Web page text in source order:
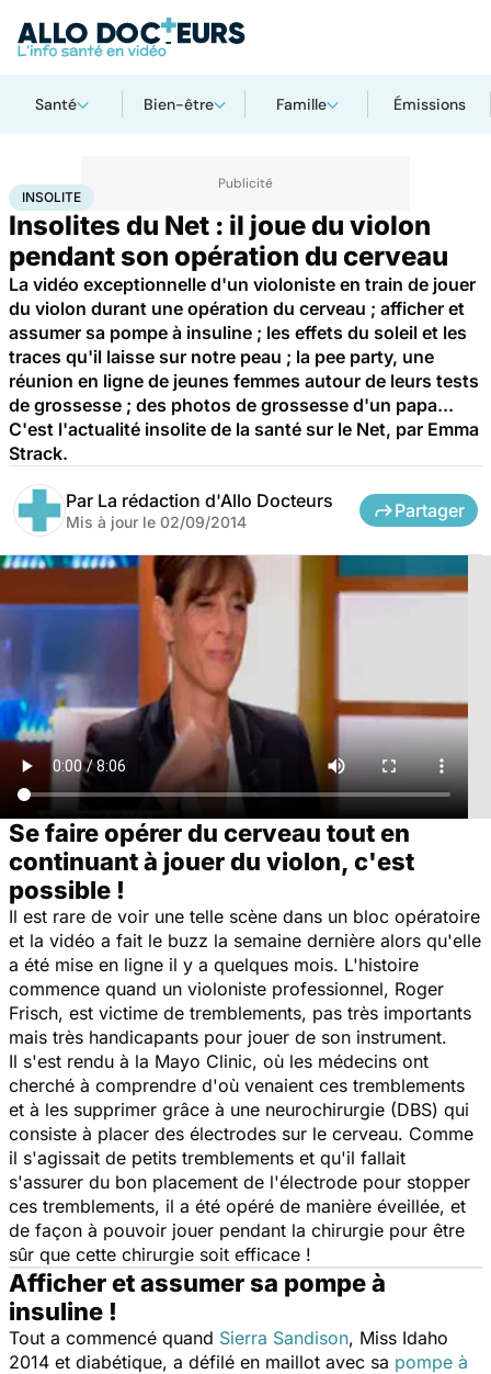
Santé Bien-être Famille Émissions
AccueilSanté
INSOLITE
Insolites du Net : il joue du violon
pendant son opération du cerveau
La vidéo exceptionnelle d'un violoniste en train de jouer
du violon durant une opération du cerveau ; afficher et
assumer sa pompe à insuline ; les effets du soleil et les
traces qu'il laisse sur notre peau ; la pee party, une
réunion en ligne de jeunes femmes autour de leurs tests
de grossesse ; des photos de grossesse d'un papa...
C'est l'actualité insolite de la santé sur le Net, par Emma
Strack.
Par La rédaction d'Allo Docteurs
Mis à jour le 02/09/2014
Partager
Se faire opérer du cerveau tout en
continuant à jouer du violon, c'est
possible !
Il est rare de voir une telle scène dans un bloc opératoire
et la vidéo a fait le buzz la semaine dernière alors qu'elle
a été mise en ligne il y a quelques mois. L'histoire
commence quand un violoniste professionnel, Roger
Frisch, est victime de tremblements, pas très importants
mais très handicapants pour jouer de son instrument.
Il s'est rendu à la Mayo Clinic, où les médecins ont
cherché à comprendre d'où venaient ces tremblements
et à les supprimer grâce à une neurochirurgie (DBS) qui
consiste à placer des électrodes sur le cerveau. Comme
il s'agissait de petits tremblements et qu'il fallait
s'assurer du bon placement de l'électrode pour stopper
ces tremblements, il a été opéré de manière éveillée, et
de façon à pouvoir jouer pendant la chirurgie pour être
sûr que cette chirurgie soit efficace !
Afficher et assumer sa pompe à
insuline !
Tout a commencé quand Sierra Sandison, Miss Idaho
2014 et diabétique, a défilé en maillot avec sa pompe à